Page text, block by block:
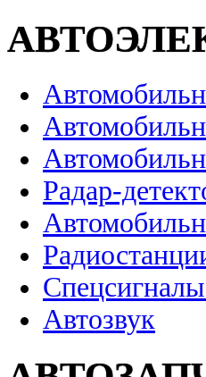
Радар-
Автозвук